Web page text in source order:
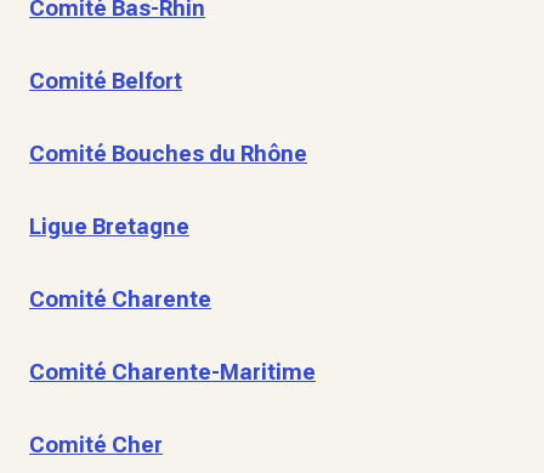
Comité Bas-Rhin
Comité Belfort
Comité Bouches du Rhône
Ligue Bretagne
Comité Charente
Comité Charente-Maritime
Comité Cher